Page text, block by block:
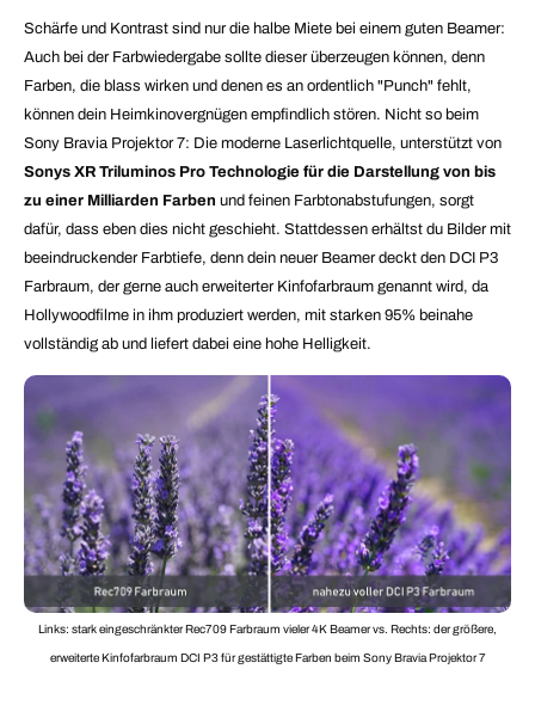
Schärfe und Kontrast sind nur die halbe Miete bei einem guten Beamer:
Auch bei der Farbwiedergabe sollte dieser überzeugen können, denn
Farben, die blass wirken und denen es an ordentlich "Punch" fehlt,
können dein Heimkinovergnügen empfindlich stören. Nicht so beim
Sony Bravia Projektor 7: Die moderne Laserlichtquelle, unterstützt von
Sonys XR Triluminos Pro Technologie für die Darstellung von bis
zu einer Milliarden Farben und feinen Farbtonabstufungen, sorgt
dafür, dass eben dies nicht geschieht. Stattdessen erhältst du Bilder mit
beeindruckender Farbtiefe, denn dein neuer Beamer deckt den DCI P3
Farbraum, der gerne auch erweiterter Kinfofarbraum genannt wird, da
Hollywoodfilme in ihm produziert werden, mit starken 95% beinahe
vollständig ab und liefert dabei eine hohe Helligkeit.
Links: stark eingeschränkter Rec709 Farbraum vieler 4K Beamer vs. Rechts: der größere,
erweiterte Kinfofarbraum DCI P3 für gestättigte Farben beim Sony Bravia Projektor 7